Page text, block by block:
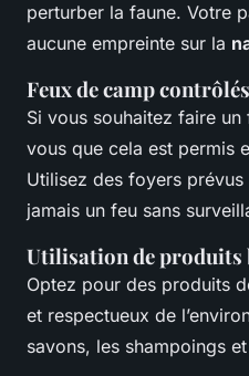
perturber la faune. Votre
aucune empreinte sur la
Feux de camp contrôlés
Si vous souhaitez faire
vous que cela est permis
Utilisez des foyers
jamais un feu sans
Utilisation de produits
Optez pour des produits
et respectueux de
savons, les shampoings